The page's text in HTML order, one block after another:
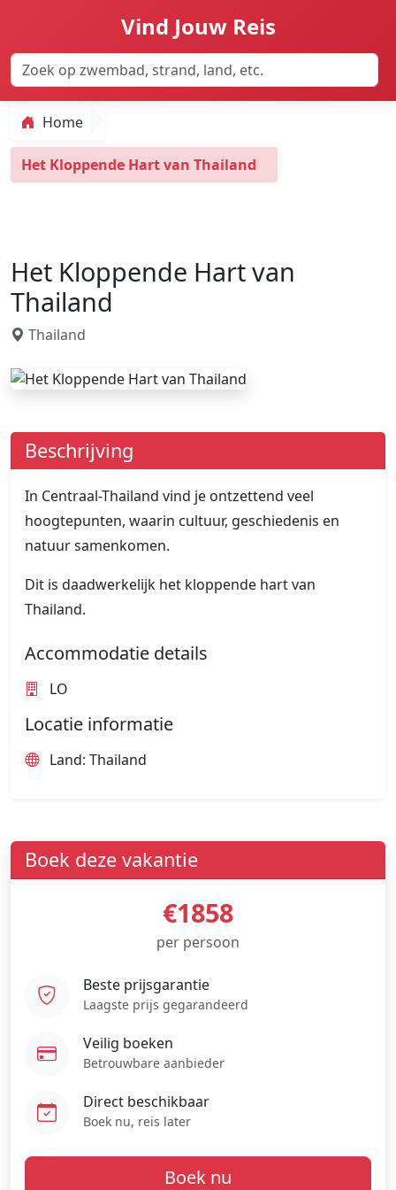
Vind Jouw Reis
Home
Het Kloppende Hart van Thailand
Het Kloppende Hart van
Thailand
Thailand
Beschrijving
In Centraal-Thailand vind je ontzettend veel
hoogtepunten, waarin cultuur, geschiedenis en
natuur samenkomen.
Dit is daadwerkelijk het kloppende hart van
Thailand.
Accommodatie details
LO
Locatie informatie
Land: Thailand
Boek deze vakantie
€1858
per persoon
Beste prijsgarantie
Laagste prijs gegarandeerd
Veilig boeken
Betrouwbare aanbieder
Direct beschikbaar
Boek nu, reis later
Boek nu